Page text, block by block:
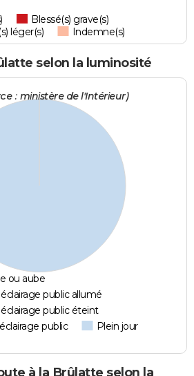
Blessé(s) grave(s)
léger(s)
Indemne(s)
selon la luminosité
: ministère de l'Intérieur)
ou aube
public allumé
public éteint
public
Plein jour
à la Brûlatte selon la